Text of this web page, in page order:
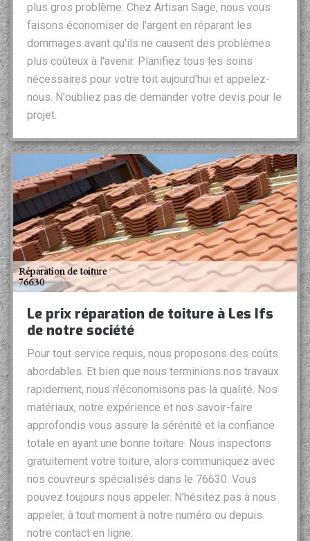
plus gros problème. Chez Artisan Sage, nous vous
faisons économiser de l'argent en réparant les
dommages avant qu'ils ne causent des problèmes
plus coûteux à l'avenir. Planifiez tous les soins
nécessaires pour votre toit aujourd'hui et appelez-
nous. N'oubliez pas de demander votre devis pour le
projet.
Le prix réparation de toiture à Les Ifs
de notre société
Pour tout service requis, nous proposons des coûts
abordables. Et bien que nous terminions nos travaux
rapidement, nous n’économisons pas la qualité. Nos
matériaux, notre expérience et nos savoir-faire
approfondis vous assure la sérénité et la confiance
totale en ayant une bonne toiture. Nous inspectons
gratuitement votre toiture, alors communiquez avec
nos couvreurs spécialisés dans le 76630. Vous
pouvez toujours nous appeler. N'hésitez pas à nous
appeler, à tout moment à notre numéro ou depuis
notre contact en ligne.